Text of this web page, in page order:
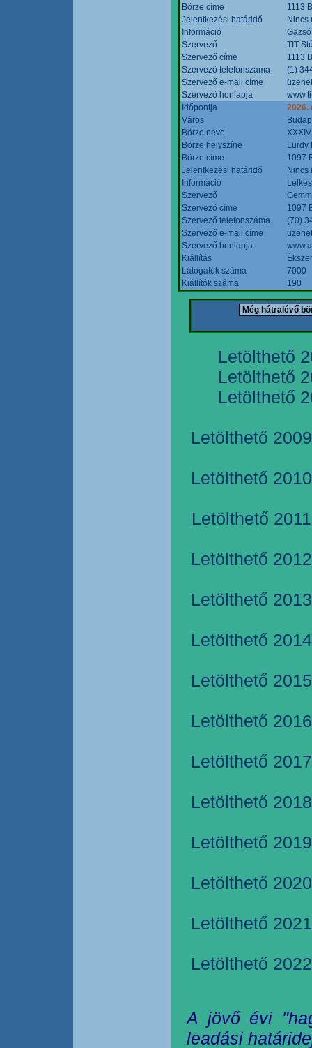
Börze címe
1113
Jelentkezési határidő
Nincs
Információ
Szervező
TIT
Szervező címe
1113
Szervező telefonszáma
(1)
Szervező e-mail címe
Szervező honlapja
Időpontja
2026.
Város
Börze neve
Börze helyszíne
Lurdy
Börze címe
1097
Jelentkezési határidő
Nincs
Információ
Szervező
Szervező címe
1097
Szervező telefonszáma
(70)
Szervező e-mail címe
Szervező honlapja
Kiállítás
Látogatók száma
7000
Kiállítók száma
190
Letölthető
Letölthető
Letölthető
Letölthető
Letölthető
Letölthető
Letölthető
Letölthető
Letölthető
Letölthető
Letölthető
Letölthető
Letölthető
Letölthető
Letölthető
Letölthető
Letölthető
A jövő évi
leadási